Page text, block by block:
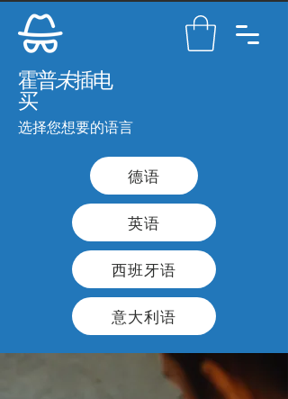
霍普未插电
买
选择您想要的语言
德语
英语
西班牙语
意大利语